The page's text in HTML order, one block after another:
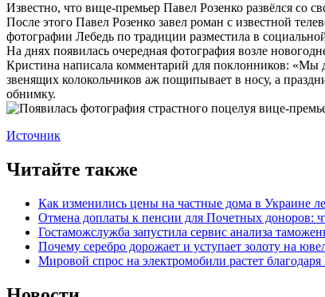
Известно, что вице-премьер Павел Розенко развёлся со
После этого Павел Розенко завел роман с известной
фотографии Лебедь по традиции разместила в
На днях появилась очередная фотография возле
Кристина написала комментарий для поклонников: «Мы
звенящих колокольчиков аж пощипывает в носу, а
обнимку.
Источник
Читайте также
Как изменились цены на частные дома в Украине
Отмена доплаты к пенсии для Почетных доноров:
Гостаможслужба запустила сервис анализа
Почему серебро дорожает и уступает золоту на
Мировой спрос на электромобили растет